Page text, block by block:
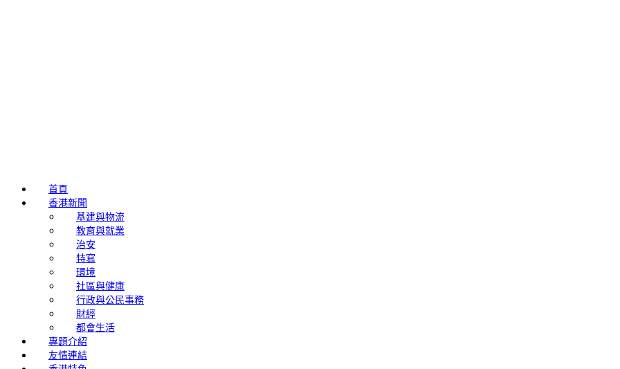
首頁
香港新聞
基建與物流
教育與就業
治安
特寫
環境
社區與健康
行政與公民事務
財經
都會生活
專題介紹
友情連結